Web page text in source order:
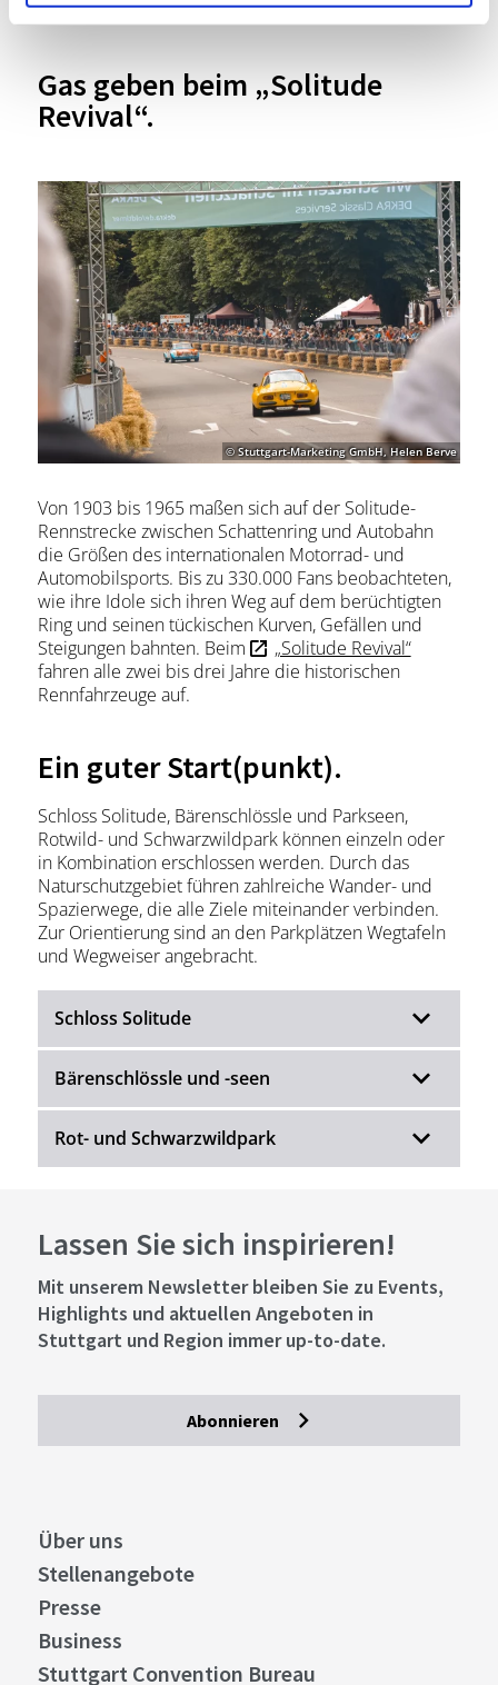
württembergischen Landesvermessung von 1818.
Gas geben beim „Solitude
Revival“.
© Stuttgart-Marketing GmbH, Helen Berve
Von 1903 bis 1965 maßen sich auf der Solitude-
Rennstrecke zwischen Schattenring und Autobahn
die Größen des internationalen Motorrad- und
Automobilsports. Bis zu 330.000 Fans beobachteten,
wie ihre Idole sich ihren Weg auf dem berüchtigten
Ring und seinen tückischen Kurven, Gefällen und
Steigungen bahnten. Beim
„Solitude Revival“
fahren alle zwei bis drei Jahre die historischen
Rennfahrzeuge auf.
Ein guter Start(punkt).
Schloss Solitude, Bärenschlössle und Parkseen,
Rotwild- und Schwarzwildpark können einzeln oder
in Kombination erschlossen werden. Durch das
Naturschutzgebiet führen zahlreiche Wander- und
Spazierwege, die alle Ziele miteinander verbinden.
Zur Orientierung sind an den Parkplätzen Wegtafeln
und Wegweiser angebracht.
Schloss Solitude
Bärenschlössle und -seen
Rot- und Schwarzwildpark
Lassen Sie sich inspirieren!
Mit unserem Newsletter bleiben Sie zu Events,
Highlights und aktuellen Angeboten in
Stuttgart und Region immer up-to-date.
Abonnieren
Über uns
Stellenangebote
Presse
Business
Stuttgart Convention Bureau